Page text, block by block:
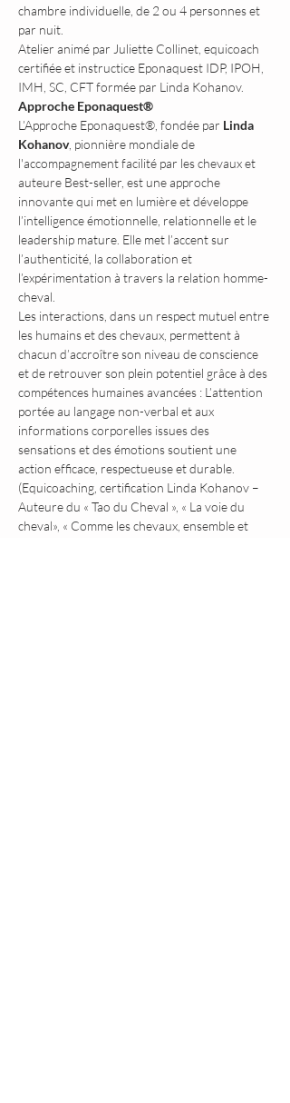
chambre individuelle, de 2 ou 4 personnes et
par nuit.
Atelier animé par Juliette Collinet, equicoach
certifiée et instructice Eponaquest IDP, IPOH,
IMH, SC, CFT formée par Linda Kohanov.
Approche Eponaquest®
L’Approche Eponaquest®, fondée par Linda
Kohanov, pionnière mondiale de
l'accompagnement facilité par les chevaux et
auteure Best-seller, est une approche
innovante qui met en lumière et développe
l’intelligence émotionnelle, relationnelle et le
leadership mature. Elle met l’accent sur
l’authenticité, la collaboration et
l’expérimentation à travers la relation homme-
cheval.
Les interactions, dans un respect mutuel entre
les humains et des chevaux, permettent à
chacun d’accroître son niveau de conscience
et de retrouver son plein potentiel grâce à des
compétences humaines avancées : L’attention
portée au langage non-verbal et aux
informations corporelles issues des
sensations et des émotions soutient une
action efficace, respectueuse et durable.
(Equicoaching, certification Linda Kohanov –
Auteure du « Tao du Cheval », « La voie du
cheval», « Comme les chevaux, ensemble et